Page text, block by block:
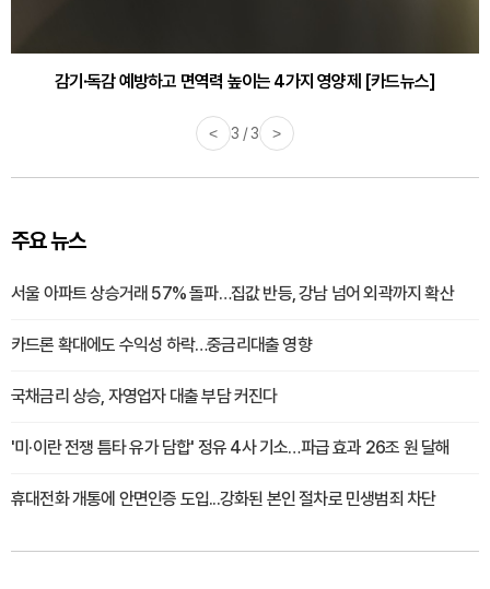
감기·독감 예방하고 면역력 높이는 4가지 영양제 [카드뉴스]
< 3 / 3 >
주요 뉴스
서울 아파트 상승거래 57% 돌파…집값 반등, 강남 넘어 외곽까지 확산
카드론 확대에도 수익성 하락…중금리대출 영향
국채금리 상승, 자영업자 대출 부담 커진다
'미·이란 전쟁 틈타 유가 담합' 정유 4사 기소…파급 효과 26조 원 달해
휴대전화 개통에 안면인증 도입...강화된 본인 절차로 민생범죄 차단